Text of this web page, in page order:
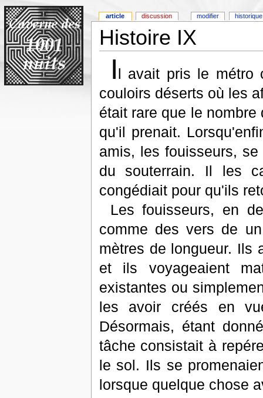
Histoire IX
Il avait pris le métro
couloirs déserts où les
était rare que le
qu'il prenait.
amis, les fouisseurs,
du souterrain. Il les
congédiait pour qu'ils
Les fouisseurs, en
comme des vers de
mètres de longueur. Ils
et ils voyageaient
existantes ou
les avoir créés en
Désormais, étant
tâche consistait à
le sol. Ils se
lorsque quelque chose
article discussion modifier historique